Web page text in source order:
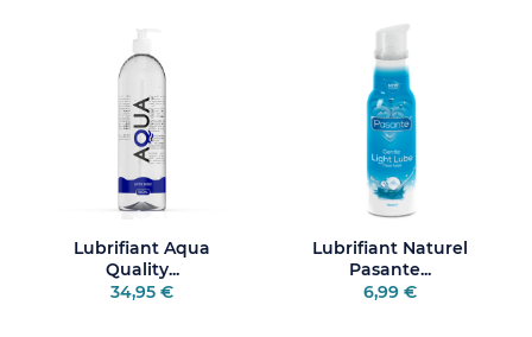
Lubrifiant Aqua
Quality...
34,95 €
Lubrifiant Naturel
Pasante...
6,99 €